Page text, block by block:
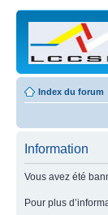
Index du forum
Information
Vous avez été
Pour plus